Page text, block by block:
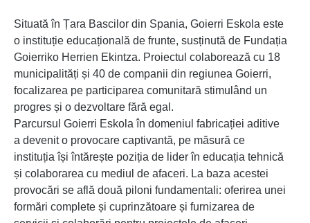
Situată în Țara Bascilor din Spania, Goierri Eskola este
o instituție educațională de frunte, susținută de Fundația
Goierriko Herrien Ekintza. Proiectul colaborează cu 18
municipalități și 40 de companii din regiunea Goierri,
focalizarea pe participarea comunitară stimulând un
progres și o dezvoltare fără egal.
Parcursul Goierri Eskola în domeniul fabricației aditive
a devenit o provocare captivantă, pe măsură ce
instituția își întărește poziția de lider în educația tehnică
și colaborarea cu mediul de afaceri. La baza acestei
provocări se află două piloni fundamentali: oferirea unei
formări complete și cuprinzătoare și furnizarea de